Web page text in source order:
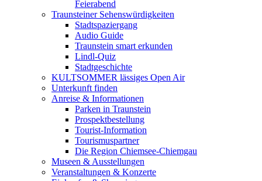
Feierabend
Traunsteiner Sehenswürdigkeiten
Stadtspaziergang
Audio Guide
Traunstein smart erkunden
Lindl-Quiz
Stadtgeschichte
KULTSOMMER lässiges Open Air
Unterkunft finden
Anreise & Informationen
Parken in Traunstein
Prospektbestellung
Tourist-Information
Tourismuspartner
Die Region Chiemsee-Chiemgau
Museen & Ausstellungen
Veranstaltungen & Konzerte